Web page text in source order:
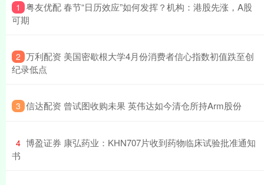
1 ​粤友优配 春节“日历效应”如何发挥？机构：港股先涨，A股
可期
2 ​万利配资 美国密歇根大学4月份消费者信心指数初值跌至创
纪录低点
3 ​信达配资 曾试图收购未果 英伟达如今清仓所持Arm股份
4 ​博盈证券 康弘药业：KHN707片收到药物临床试验批准通知
书